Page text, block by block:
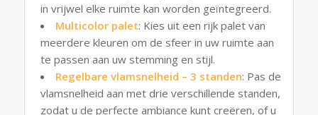
in vrijwel elke ruimte kan worden geïntegreerd.
Multicolor palet: Kies uit een rijk palet van
meerdere kleuren om de sfeer in uw ruimte aan
te passen aan uw stemming en stijl.
Regelbare vlamsnelheid – 3 standen: Pas de
vlamsnelheid aan met drie verschillende standen,
zodat u de perfecte ambiance kunt creëren, of u